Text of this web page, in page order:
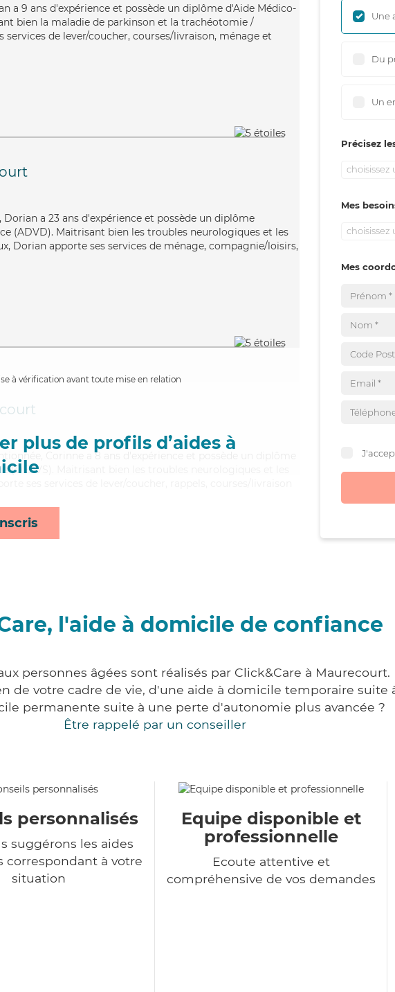
a 9 ans d'expérience et possède un diplôme d'Aide Médico-
bien la maladie de parkinson et la trachéotomie /
de lever/coucher, courses/livraison, ménage et
a 23 ans d'expérience et possède un diplôme
(ADVD). Maitrisant bien les troubles neurologiques et les
Dorian apporte ses services de ménage, compagnie/loisirs,
à vérification avant toute mise en relation
plus de profils d’aides à
Corinne a 8 ans d'expérience et possède un diplôme
(DEAVS). Maitrisant bien les troubles neurologiques et les
Une
Du
Un
Précisez
choisissez
Mes
choisissez
Mes
l'aide à domicile de confiance
personnes âgées sont réalisés par Click&Care à Maurecourt.
de votre cadre de vie, d'une aide à domicile temporaire suite
permanente suite à une perte d'autonomie plus avancée ?
Être rappelé par un conseiller
personnalisés
suggérons les aides
correspondant à votre
situation
Equipe disponible et
professionnelle
Ecoute attentive et
compréhensive de vos demandes